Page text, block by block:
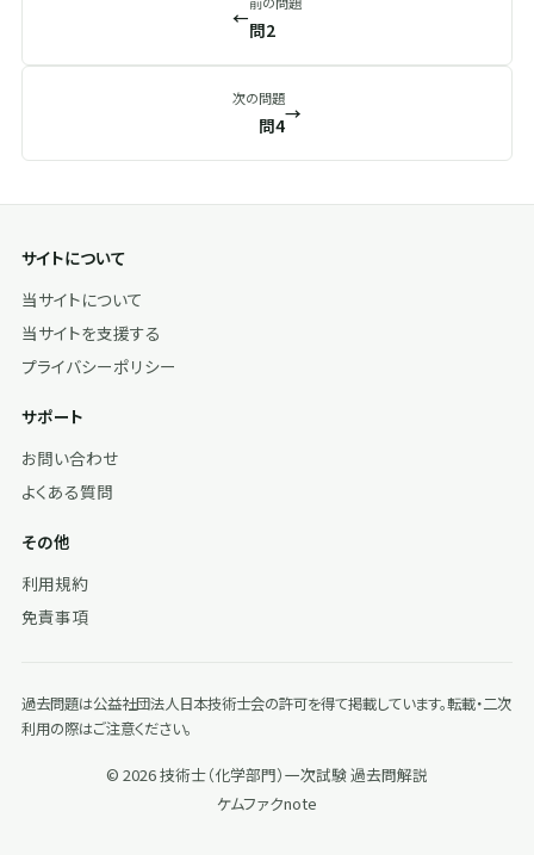
←
問2
次の問題
問4
→
サイトについて
当サイトについて
当サイトを支援する
プライバシーポリシー
サポート
お問い合わせ
よくある質問
その他
利用規約
免責事項
過去問題は公益社団法人日本技術士会の許可を得て掲載しています。転載・二次
利用の際はご注意ください。
© 2026 技術士（化学部門）一次試験 過去問解説
ケムファクnote